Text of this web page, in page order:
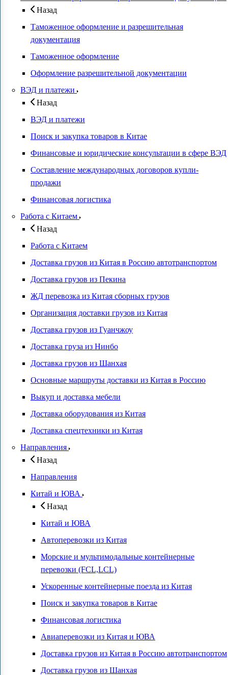
Назад
Таможенное оформление и разрешительная
документация
Таможенное оформление
Оформление разрешительной документации
ВЭД и платежи
Назад
ВЭД и платежи
Поиск и закупка товаров в Китае
Финансовые и юридические консультации в сфере ВЭД
Составление международных договоров купли-
продажи
Финансовая логистика
Работа с Китаем
Назад
Работа с Китаем
Доставка грузов из Китая в Россию автотранспортом
Доставка грузов из Пекина
ЖД перевозка из Китая сборных грузов
Организация доставки грузов из Китая
Доставка грузов из Гуанчжоу
Доставка груза из Нинбо
Доставка грузов из Шанхая
Основные маршруты доставки из Китая в Россию
Выкуп и доставка мебели
Доставка оборудования из Китая
Доставка спецтехники из Китая
Направления
Назад
Направления
Китай и ЮВА
Назад
Китай и ЮВА
Автоперевозки из Китая
Морские и мультимодальные контейнерные
перевозки (FCL,LCL)
Ускоренные контейнерные поезда из Китая
Поиск и закупка товаров в Китае
Финансовая логистика
Авиаперевозки из Китая и ЮВА
Доставка грузов из Китая в Россию автотранспортом
Доставка грузов из Шанхая